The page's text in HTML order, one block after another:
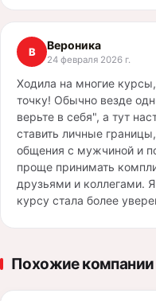
В Вероника
24 февраля 2026 г.
Ходила на многие
точку! Обычно везде
верьте в себя", а тут
ставить личные
общения с мужчиной и
проще принимать
друзьями и коллегами.
курсу стала более
Похожие компании